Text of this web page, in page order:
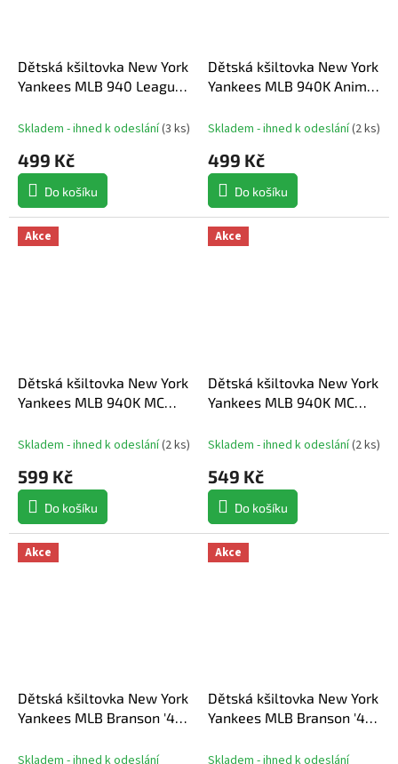
Dětská kšiltovka New York
Yankees MLB 940 League
Skladem - ihned k odeslání(3 ks)
499 Kč
Do košíku
Dětská kšiltovka New York
Yankees MLB 940K Animal
Skladem - ihned k odeslání(2 ks)
499 Kč
Do košíku
Akce
Dětská kšiltovka New York
Yankees MLB 940K MC
Skladem - ihned k odeslání(2 ks)
599 Kč
Do košíku
Akce
Dětská kšiltovka New York
Yankees MLB 940K MC
Skladem - ihned k odeslání(2 ks)
549 Kč
Do košíku
Akce
Dětská kšiltovka New York
Yankees MLB Branson '47
Akce
Dětská kšiltovka New York
Yankees MLB Branson '47